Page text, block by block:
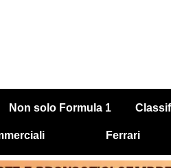
Non solo Formula 1
Ferrari